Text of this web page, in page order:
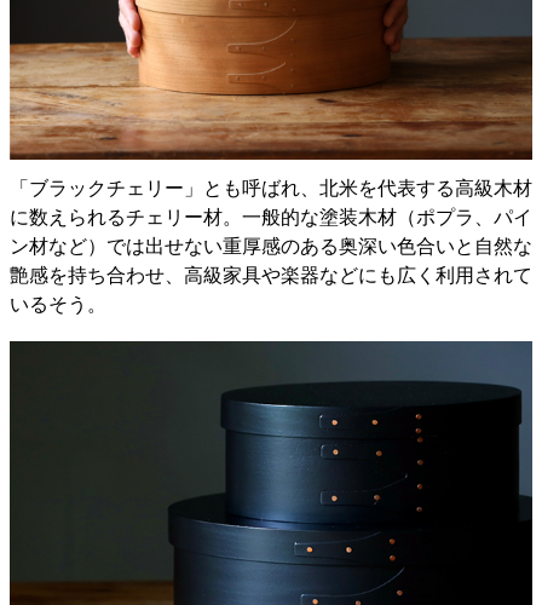
「ブラックチェリー」とも呼ばれ、北米を代表する高級木材
に数えられるチェリー材。一般的な塗装木材（ポプラ、パイ
ン材など）では出せない重厚感のある奥深い色合いと自然な
艶感を持ち合わせ、高級家具や楽器などにも広く利用されて
いるそう。